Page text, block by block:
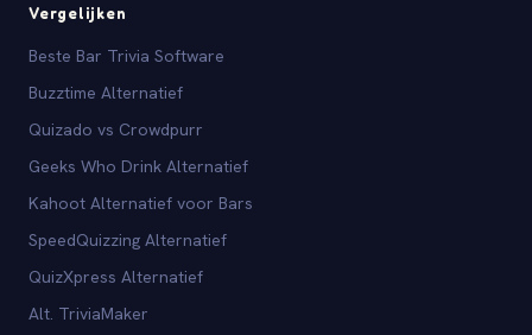
Vergelijken
Beste Bar Trivia Software
Buzztime Alternatief
Quizado vs Crowdpurr
Geeks Who Drink Alternatief
Kahoot Alternatief voor Bars
SpeedQuizzing Alternatief
QuizXpress Alternatief
Alt. TriviaMaker